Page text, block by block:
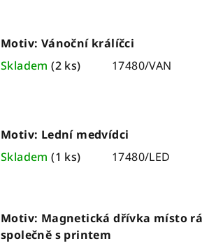
Motiv: Vánoční králíčci
Skladem(2 ks) 17480/VAN
Motiv: Lední medvídci
Skladem(1 ks) 17480/LED
Motiv: Magnetická dřívka místo
společně s printem